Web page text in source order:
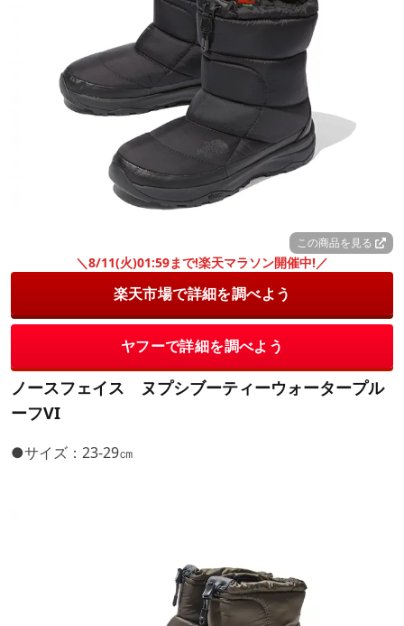
この商品を見る
＼8/11(火)01:59まで!楽天マラソン開催中!／
楽天市場で詳細を調べよう
ヤフーで詳細を調べよう
ノースフェイス ヌプシブーティーウォータープル
ーフVI
●サイズ：23-29㎝